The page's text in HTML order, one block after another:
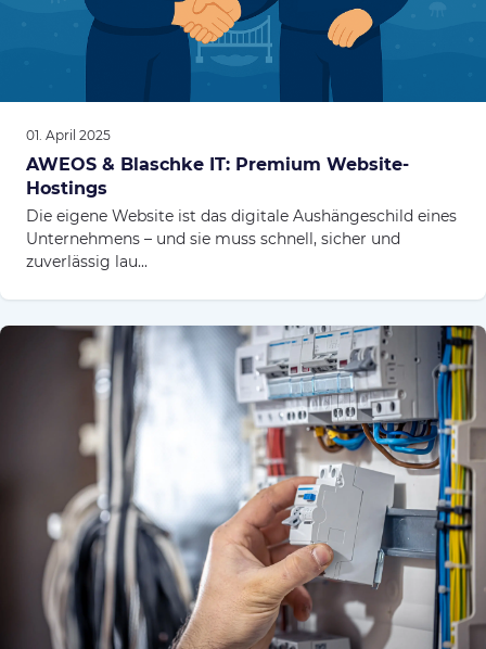
01. April 2025
AWEOS & Blaschke IT: Premium Website-
Hostings
Die eigene Website ist das digitale Aushängeschild eines
Unternehmens – und sie muss schnell, sicher und
zuverlässig lau...